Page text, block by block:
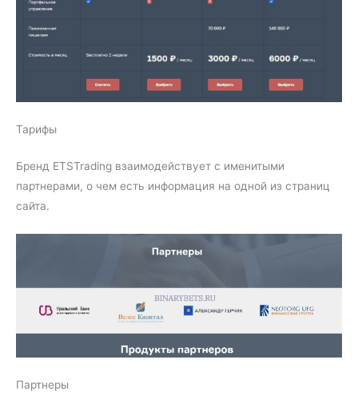
Тарифы
Бренд ETSTrading взаимодействует с именитыми
партнерами, о чем есть информация на одной из страниц
сайта.
Партнеры